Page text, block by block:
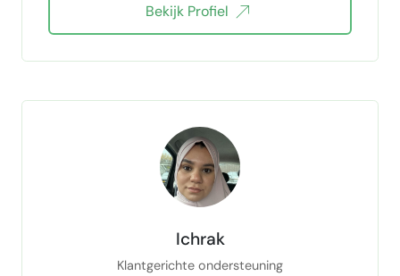
Bekijk Profiel
Ichrak
Klantgerichte ondersteuning